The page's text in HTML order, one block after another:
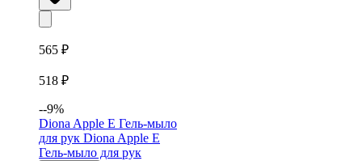
565 ₽
518 ₽
--9%
Diona Apple Е Гель-мыло
для рук Diona Apple Е
Гель-мыло для рук